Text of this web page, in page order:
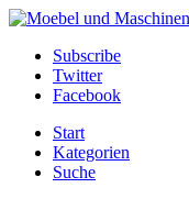
Subscribe
Twitter
Facebook
Start
Kategorien
Suche